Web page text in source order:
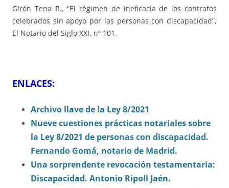
Girón Tena R., “El régimen de ineficacia de los contratos
celebrados sin apoyo por las personas con discapacidad”,
El Notario del Siglo XXI, nº 101.
ENLACES:
Archivo llave de la Ley 8/2021
Nueve cuestiones prácticas notariales sobre
la Ley 8/2021 de personas con discapacidad.
Fernando Gomá, notario de Madrid.
Una sorprendente revocación testamentaria:
Discapacidad. Antonio Ripoll Jaén.